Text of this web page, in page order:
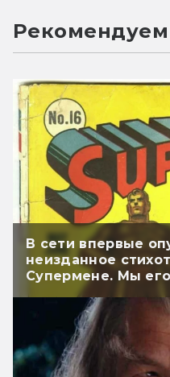
Рекомендуем
В сети впервые
неизданное
Супермене. Мы